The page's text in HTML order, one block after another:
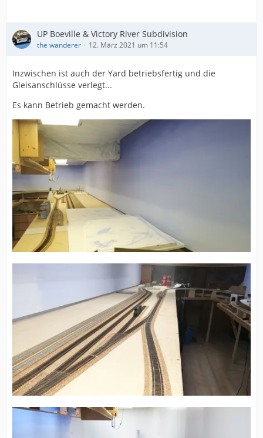
UP Boeville & Victory River Subdivision
the wanderer 12. März 2021 um 11:54
Inzwischen ist auch der Yard betriebsfertig und die
Gleisanschlüsse verlegt...
Es kann Betrieb gemacht werden.